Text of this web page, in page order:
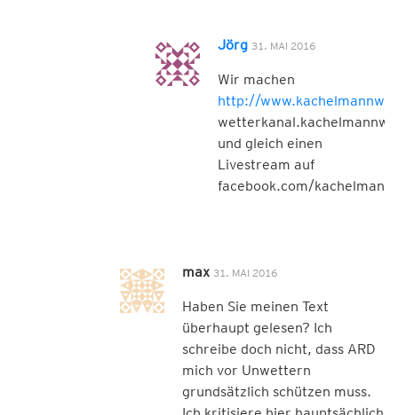
Jörg 31. MAI 2016
Wir machen
http://
und gleich einen
Livestream auf
facebook.com/
max 31. MAI 2016
Haben Sie meinen Text
überhaupt gelesen? Ich
schreibe doch nicht, dass ARD
mich vor Unwettern
grundsätzlich schützen muss.